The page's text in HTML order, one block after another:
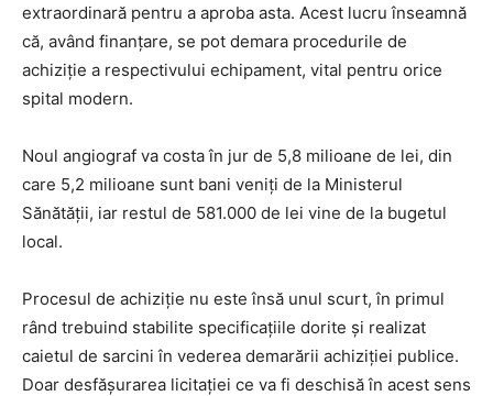
extraordinară pentru a aproba asta. Acest lucru înseamnă
că, având finanțare, se pot demara procedurile de
achiziție a respectivului echipament, vital pentru orice
spital modern.
Noul angiograf va costa în jur de 5,8 milioane de lei, din
care 5,2 milioane sunt bani veniți de la Ministerul
Sănătății, iar restul de 581.000 de lei vine de la bugetul
local.
Procesul de achiziție nu este însă unul scurt, în primul
rând trebuind stabilite specificațiile dorite și realizat
caietul de sarcini în vederea demarării achiziției publice.
Doar desfășurarea licitației ce va fi deschisă în acest sens